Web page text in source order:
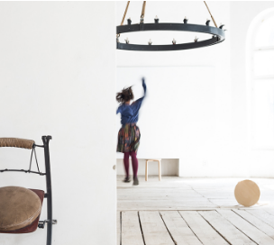
oamenilor
au cunoscut.